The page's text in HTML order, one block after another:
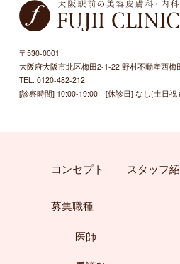
〒530-0001
大阪府大阪市北区梅田2-1-22 野村不動産西梅
TEL. 0120-482-212
[診察時間] 10:00-19:00 [休診日] なし(土日祝
コンセプト スタッフ
募集職種
医師